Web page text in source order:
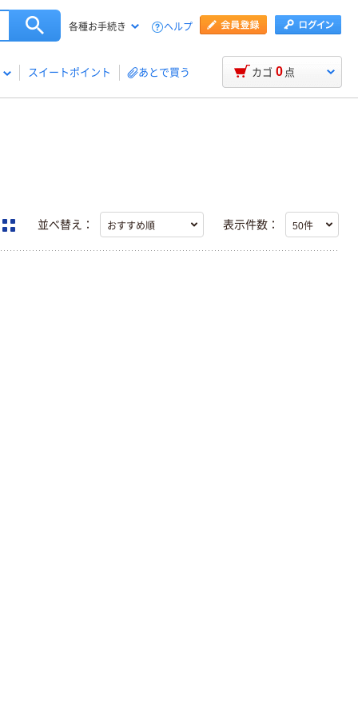
各種お手続き ヘルプ
スイートポイント あとで買う カゴ 0 点
並べ替え： 表示件数：